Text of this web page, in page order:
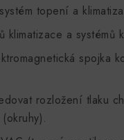
topení a
a systémů
spojka
rozložení tlaku